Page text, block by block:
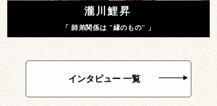
瀧川鯉昇
「 師弟関係は "縁のもの" 」
インタビュー 一覧